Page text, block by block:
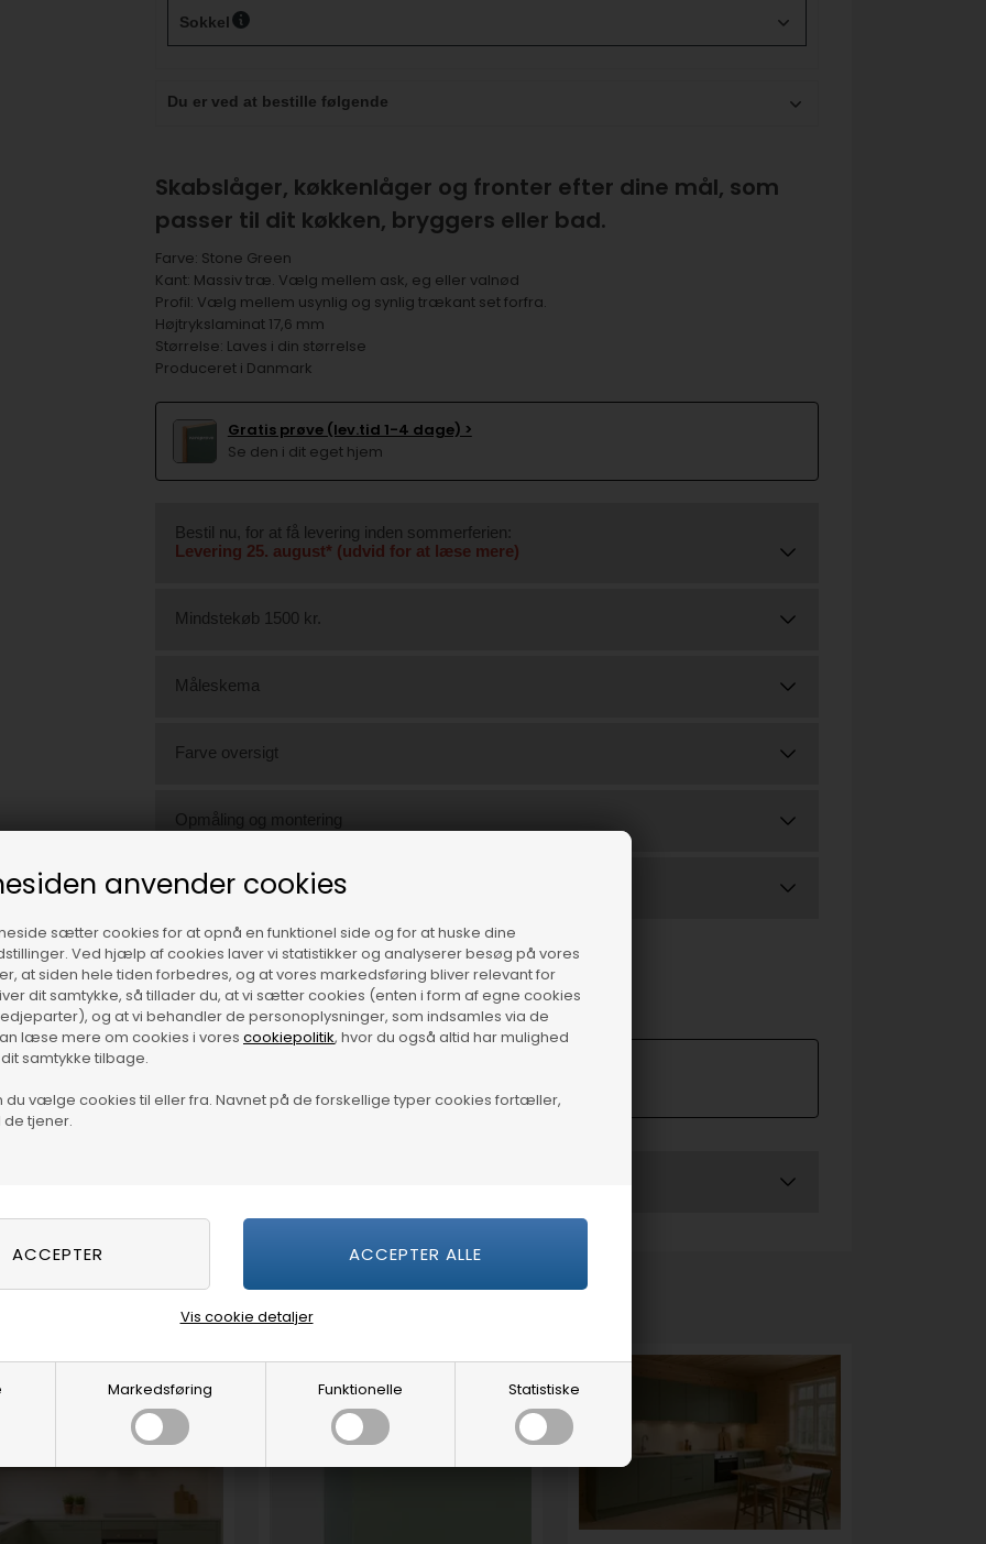
anvender cookies
sætter cookies for at opnå en funktionel side og for at huske dine
Ved hjælp af cookies laver vi statistikker og analyserer besøg på vores
at siden hele tiden forbedres, og at vores markedsføring bliver relevant for
dit samtykke, så tillader du, at vi sætter cookies (enten i form af egne cookies
og at vi behandler de personoplysninger, som indsamles via de
læse mere om cookies i vores cookiepolitik, hvor du også altid har mulighed
samtykke tilbage.
du vælge cookies til eller fra. Navnet på de forskellige typer cookies fortæller,
tjener.
Markedsføring Funktionelle Statistiske
Vis cookie detaljer
Sokkel
Du er ved at bestille følgende
Skabslåger, køkkenlåger og fronter efter dine mål, som
passer til dit køkken, bryggers eller bad.
Farve: Stone Green
Kant: Massiv træ. Vælg mellem ask, eg eller valnød
Profil: Vælg mellem usynlig og synlig trækant set forfra.
Højtrykslaminat 17,6 mm
Størrelse: Laves i din størrelse
Produceret i Danmark
Gratis prøve (lev.tid 1-4 dage) >
Se den i dit eget hjem
Bestil nu, for at få levering inden sommerferien:
Levering 25. august* (udvid for at læse mere)
Mindstekøb 1500 kr.
Måleskema
Farve oversigt
Opmåling og montering
Bemærk
Varenr.:2006-mors
Se alle køkkenlåger og fronter
Ring til os på tlf.